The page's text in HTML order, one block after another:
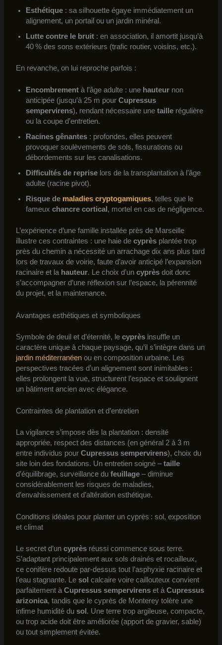
Esthétique: sa silhouette égaye immédiatement un
alignement, un portail ou un jardin minéral.
Lutte contre le bruit: en association, il amortit jusqu’à
40 % des sons extérieurs (trafic routier, voisins, etc.).
En revanche, on lui reproche parfois :
Encombrementà l’âge adulte : une hauteurnon
anticipée (jusqu’à 25 m pour Cupressus
sempervirens), rendant nécessaire une taillerégulière
ou la coupe d’entretien.
Racines gênantes: profondes, elles peuvent
provoquer soulèvements de sols, fissurations ou
débordements sur les canalisations.
Difficultés de repriselors de la transplantation à l’âge
adulte (racine pivot).
Risque de maladies cryptogamiques, telles que le
fameux chancre cortical , mortel en cas de négligence.
L’expérience d’une famille installée près de Marseille
illustre ces contraintes : une haie de cyprèsplantée trop
près du chemin a nécessité un arrachage dix ans plus tard
lors de travaux de voirie, faute d’avoir anticipé l’expansion
racinaire et la hauteur. Le choix d’un cyprèsdoit donc
s’accompagner d’une réflexion sur l’espace, la pérennité
du projet, et la maintenance.
Avantages esthétiques et symboliques
Symbole de deuil et d’éternité, le cyprèsinsuffle un
caractère unique à chaque paysage, qu’il s’intègre dans un
jardin méditerranéenou en composition urbaine. Les
perspectives tracées d’un alignement sont inimitables :
elles prolongent la vue, structurent l’espace et soulignent
un bâtiment ancien avec élégance.
Contraintes de plantation et d’entretien
La vigilance s’impose dès la plantation : densité
appropriée, respect des distances (en général 2 à 3 m
entre individus pour Cupressus sempervirens), choix du
site loin des fondations. Un entretien soigné –taille
d’équilibrage, surveillance du feuillage– diminue
considérablement les risques de maladies,
d’envahissement et d’altération esthétique.
Conditions idéales pour planter un cyprès : sol, exposition
et climat
Le secret d’un cyprèsréussi commence sous terre.
S’adaptant principalement aux sols drainés et rocailleux,
ce conifère redoute par-dessus tout l’asphyxie racinaire et
l’eau stagnante. Le sol calcaire voire caillouteux convient
parfaitement à Cupressus sempervirenset à Cupressus
arizonica, tandis que le cyprès de Monterey tolère une
infime humidité du sol . Une terre trop argileuse, compacte,
ou trop acide doit être améliorée (apport de gravier, sable)
ou tout simplement évitée.